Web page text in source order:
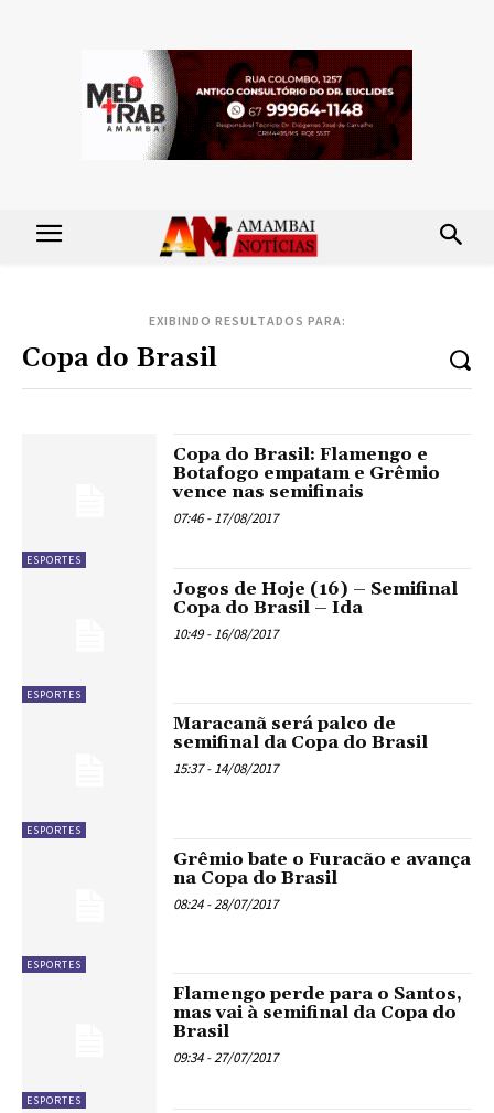
EXIBINDO RESULTADOS PARA:
ESPORTES
Copa do Brasil: Flamengo e
Botafogo empatam e Grêmio
vence nas semifinais
07:46 - 17/08/2017
ESPORTES
Jogos de Hoje (16) – Semifinal
Copa do Brasil – Ida
10:49 - 16/08/2017
ESPORTES
Maracanã será palco de
semifinal da Copa do Brasil
15:37 - 14/08/2017
ESPORTES
Grêmio bate o Furacão e avança
na Copa do Brasil
08:24 - 28/07/2017
ESPORTES
Flamengo perde para o Santos,
mas vai à semifinal da Copa do
Brasil
09:34 - 27/07/2017